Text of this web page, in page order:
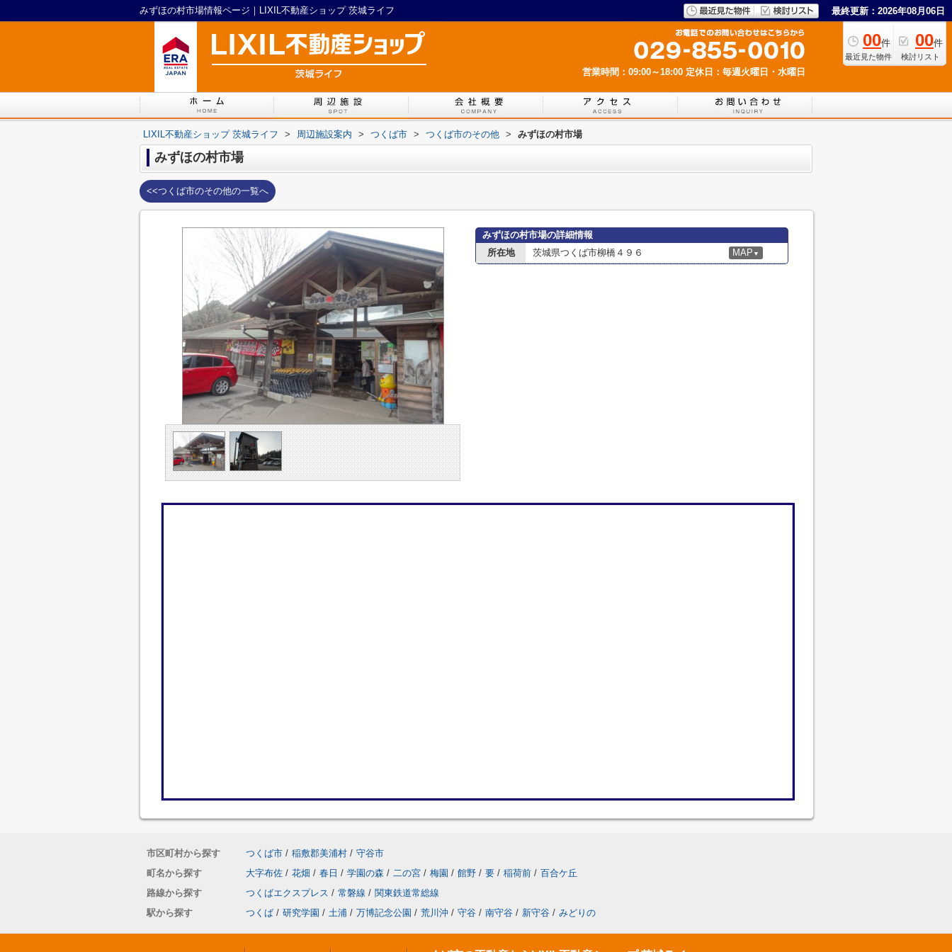
みずほの村市場情報ページ｜LIXIL不動産ショップ 茨城ライフ 最終更新：2026年08月06日
00件
最近見た物件
00件
検討リスト
営業時間：09:00～18:00 定休日：毎週火曜日・水曜日
LIXIL不動産ショップ 茨城ライフ > 周辺施設案内 > つくば市 > つくば市のその他 > みずほの村市場
みずほの村市場
<<つくば市のその他の一覧へ
みずほの村市場の詳細情報
所在地
茨城県つくば市柳橋４９６ MAP ▼
市区町村から探す つくば市 / 稲敷郡美浦村 / 守谷市
町名から探す
大字布佐 / 花畑 / 春日 / 学園の森 / 二の宮 / 梅園 / 館野 / 要 / 稲荷前 / 百合ケ丘
路線から探す
つくばエクスプレス / 常磐線 / 関東鉄道常総線
駅から探す
つくば / 研究学園 / 土浦 / 万博記念公園 / 荒川沖 / 守谷 / 南守谷 / 新守谷 / みどりの